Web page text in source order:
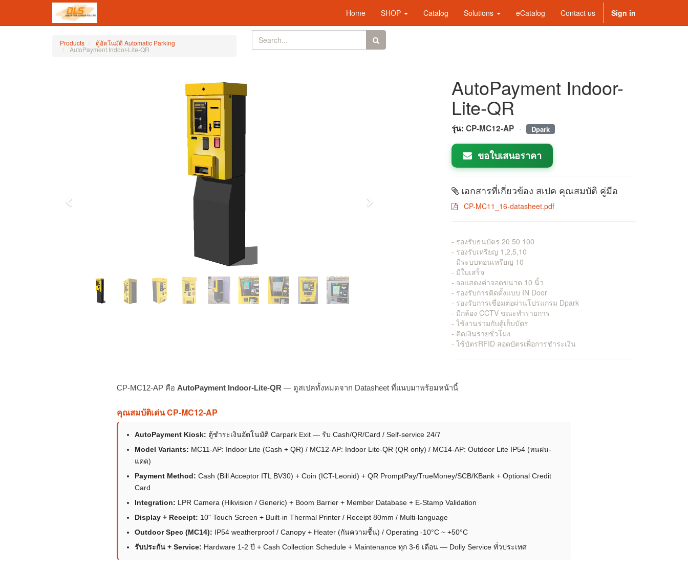
Home SHOP Catalog Solutions eCatalog Contact us Sign in
Products ตู้อัตโนมัติ Automatic Parking
AutoPayment Indoor-Lite-QR
Next
AutoPayment Indoor-
Lite-QR
รุ่น: CP-MC12-AP · Dpark
ขอใบเสนอราคา
เอกสารที่เกี่ยวข้อง สเปค คุณสมบัติ คู่มือ
CP-MC11_16-datasheet.pdf
- รองรับธนบัตร 20 50 100
- รองรับเหรียญ 1,2,5,10
- มีระบบทอนเหรียญ 10
- มีใบเสร็จ
- จอแสดงค่าจอดขนาด 10 นิ้ว
- รองรับการติดตั้งแบบ IN Door
- รองรับการเชื่อมต่อผ่านโปรแกรม Dpark
- มีกล้อง CCTV ขณะทำรายการ
- ใช้งานร่วมกับตู้เก็บบัตร
- คิดเงินรายชั่วโมง
- ใช้บัตรRFID สอดบัตรเพื่อการชำระเงิน
CP-MC12-AP คือ AutoPayment Indoor-Lite-QR — ดูสเปคทั้งหมดจาก Datasheet ที่แนบมาพร้อมหน้านี้
คุณสมบัติเด่น CP-MC12-AP
AutoPayment Kiosk: ตู้ชำระเงินอัตโนมัติ Carpark Exit — รับ Cash/QR/Card / Self-service 24/7
Model Variants: MC11-AP: Indoor Lite (Cash + QR) / MC12-AP: Indoor Lite-QR (QR only) / MC14-AP: Outdoor Lite IP54 (ทนฝน-
แดด)
Payment Method: Cash (Bill Acceptor ITL BV30) + Coin (ICT-Leonid) + QR PromptPay/TrueMoney/SCB/KBank + Optional Credit
Card
Integration: LPR Camera (Hikvision / Generic) + Boom Barrier + Member Database + E-Stamp Validation
Display + Receipt: 10" Touch Screen + Built-in Thermal Printer / Receipt 80mm / Multi-language
Outdoor Spec (MC14): IP54 weatherproof / Canopy + Heater (กันความชื้น) / Operating -10°C ~ +50°C
รับประกัน + Service: Hardware 1-2 ปี + Cash Collection Schedule + Maintenance ทุก 3-6 เดือน — Dolly Service ทั่วประเทศ